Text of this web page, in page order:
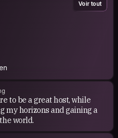
Voir tout
to be a great host, while
my horizons and gaining a
world.